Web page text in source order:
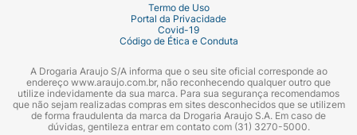
Termo de Uso
Portal da Privacidade
Covid-19
Código de Ética e Conduta
A Drogaria Araujo S/A informa que o seu site oficial corresponde ao
endereço www.araujo.com.br, não reconhecendo qualquer outro que
utilize indevidamente da sua marca. Para sua segurança recomendamos
que não sejam realizadas compras em sites desconhecidos que se utilizem
de forma fraudulenta da marca da Drogaria Araujo S.A. Em caso de
dúvidas, gentileza entrar em contato com (31) 3270-5000.